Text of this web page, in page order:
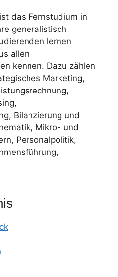
das Fernstudium in
generalistisch
lernen
allen
kennen. Dazu zählen
Marketing,
Bilanzierung und
Mikro- und
Personalpolitik,